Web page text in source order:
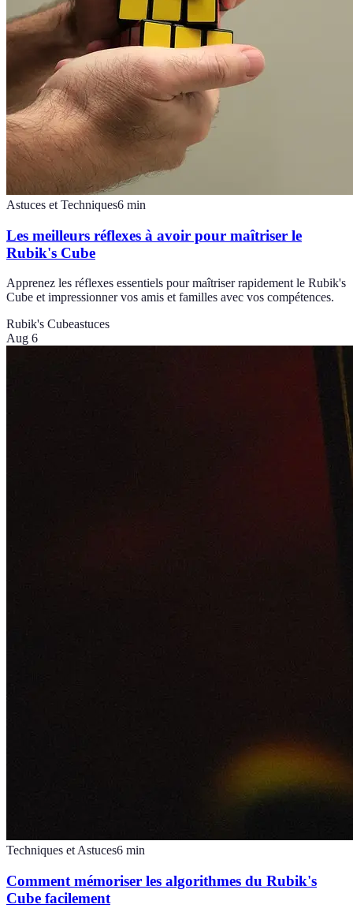
Astuces et Techniques6 min
Les meilleurs réflexes à avoir pour maîtriser le
Rubik's Cube
Apprenez les réflexes essentiels pour maîtriser rapidement le Rubik's
Cube et impressionner vos amis et familles avec vos compétences.
Rubik's Cubeastuces
Aug 6
Techniques et Astuces6 min
Comment mémoriser les algorithmes du Rubik's
Cube facilement